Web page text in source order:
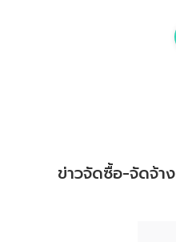
ข่าวจัดซื้อ-จัดจ้าง